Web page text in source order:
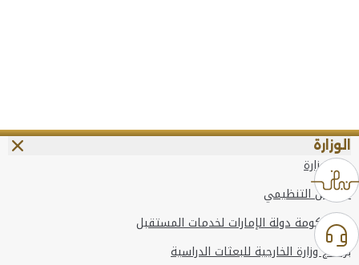
الوزارة
عن الوزارة
الهيكل التنظيمي
وعد حكومة دولة الإمارات لخدمات المستقبل
برنامج وزارة الخارجية للبعثات الدراسية